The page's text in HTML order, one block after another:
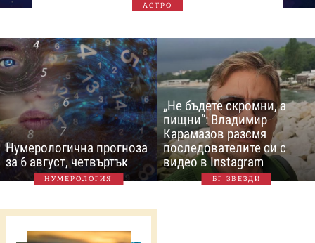
АСТРО
Нумерологична прогноза
за 6 август, четвъртък
НУМЕРОЛОГИЯ
„Не бъдете скромни, а
пищни“: Владимир
Карамазов разсмя
последователите си с
видео в Instagram
БГ ЗВЕЗДИ